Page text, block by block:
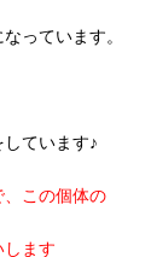
っています。
ています♪
この個体の
ます